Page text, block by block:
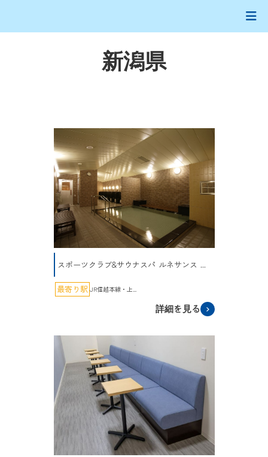
新潟県
スポーツクラブ&サウナスパ ルネサンス ...
最寄り駅 JR信越本線・上...
詳細を見る